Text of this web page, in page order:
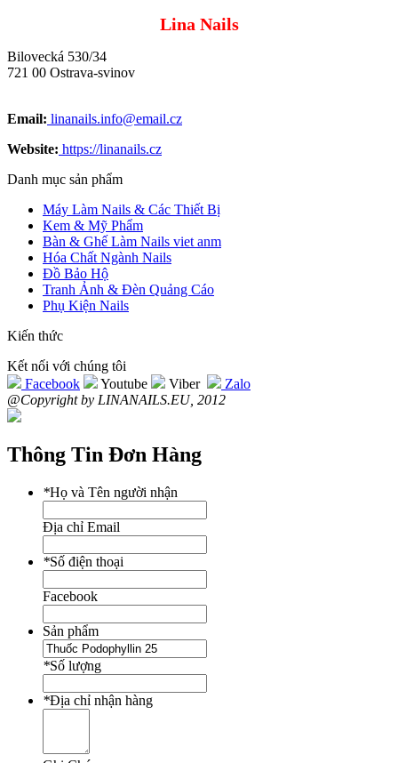
Lina Nails
Bilovecká 530/34
721 00 Ostrava-svinov
Email: linanails.info@email.cz
Website: https://linanails.cz
Danh mục sản phẩm
Máy Làm Nails & Các Thiết Bị
Kem & Mỹ Phẩm
Bàn & Ghế Làm Nails viet anm
Hóa Chất Ngành Nails
Đồ Bảo Hộ
Tranh Ảnh & Đèn Quảng Cáo
Phụ Kiện Nails
Kiến thức
Kết nối với chúng tôi
Facebook
Youtube Viber
Zalo
@Copyright by LINANAILS.EU, 2012
Thông Tin Đơn Hàng
*Họ và Tên người nhận
Địa chỉ Email
*Số điện thoại
Facebook
Sản phẩm
*Số lượng
*Địa chỉ nhận hàng